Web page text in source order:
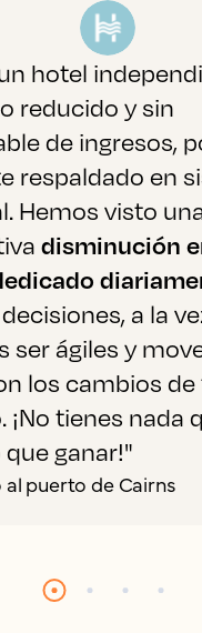
hotel
reducido y sin
de ingresos,
respaldado en
Hemos visto
disminución
a la
ser ágiles y
los cambios de
¡No tienes nada
ganar!"
puerto de Cairns